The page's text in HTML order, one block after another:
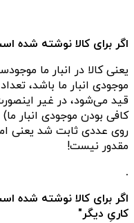
اگر برای کالا نوشته شده
یعنی کالا در انبار ما
موجودی انبار ما باشد،
قید می‌شود، در غیر
کافی بودن موجودی انبار
روی عددی ثابت شد یعنی
مقدور نیست!
.
کاریِ دیگر"